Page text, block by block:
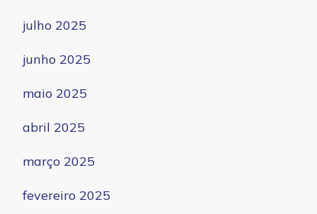
julho 2025
junho 2025
maio 2025
abril 2025
março 2025
fevereiro 2025